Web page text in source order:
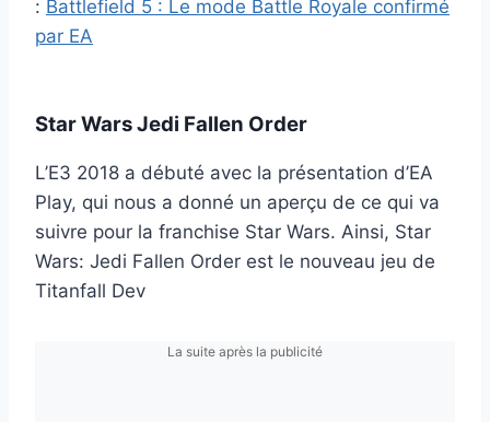
: Battlefield 5 : Le mode Battle Royale confirmé
par EA
Star Wars Jedi Fallen Order
L’E3 2018 a débuté avec la présentation d’EA
Play, qui nous a donné un aperçu de ce qui va
suivre pour la franchise Star Wars. Ainsi, Star
Wars: Jedi Fallen Order est le nouveau jeu de
Titanfall Dev
La suite après la publicité